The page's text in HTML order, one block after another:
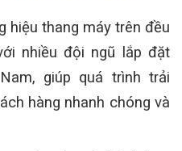
hiệu thang máy trên đều
nhiều đội ngũ lắp đặt
giúp quá trình trải
hàng nhanh chóng và